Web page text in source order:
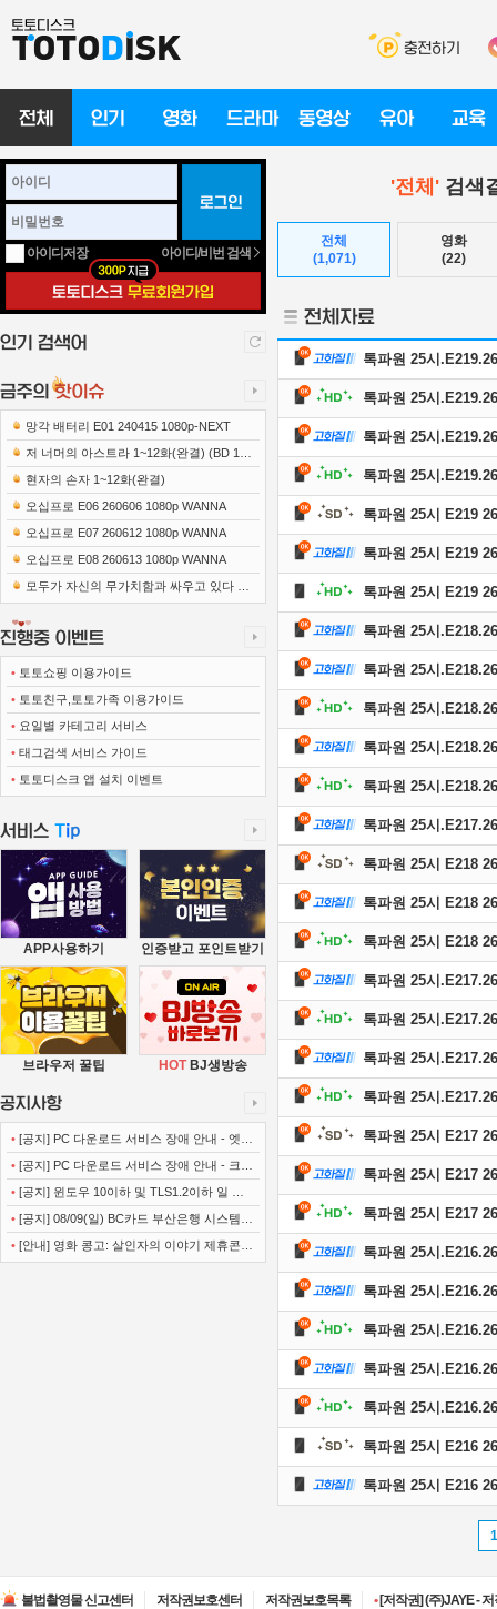
아이디저장 아이디/비번 검색
망각 배터리 E01 240415 1080p-NEXT
저 너머의 아스트라 1~12화(완결) (BD 192
0x1080 x265-10Bit FLACx2)
현자의 손자 1~12화(완결)
오십프로 E06 260606 1080p WANNA
오십프로 E07 260612 1080p WANNA
오십프로 E08 260613 1080p WANNA
모두가 자신의 무가치함과 싸우고 있다 E0
• 토토쇼핑 이용가이드
• 토토친구,토토가족 이용가이드
• 요일별 카테고리 서비스
• 태그검색 서비스 가이드
• 토토디스크 앱 설치 이벤트
APP사용하기 인증받고 포인트받기
브라우저 꿀팁 HOTBJ생방송
• [공지] PC 다운로드 서비스 장애 안내 - 엣지
(Microsoft Edge)
• [공지] PC 다운로드 서비스 장애 안내 - 크롬
(Chrome)
• [공지] 윈도우 10이하 및 TLS1.2이하 일 경
우 사이트 이용불가 안내
• [공지] 08/09(일) BC카드 부산은행 시스템
정기점검 안내
• [안내] 영화 콩고: 살인자의 이야기 제휴콘텐
'전체'검색
전체
(1,071)
영화
(22)
톡파원 25시
톡파원 25시
톡파원 25시
톡파원 25시
톡파원 25시 E219
톡파원 25시 E219
톡파원 25시 E219
톡파원 25시
톡파원 25시
톡파원 25시
톡파원 25시
톡파원 25시
톡파원 25시
톡파원 25시 E218
톡파원 25시 E218
톡파원 25시 E218
톡파원 25시
톡파원 25시
톡파원 25시
톡파원 25시
톡파원 25시 E217
톡파원 25시 E217
톡파원 25시 E217
톡파원 25시
톡파원 25시
톡파원 25시
톡파원 25시
톡파원 25시
톡파원 25시 E216
톡파원 25시 E216
1
불법촬영물 신고센터 저작권보호센터 저작권보호목록
•[저작권] (주)JAYE -